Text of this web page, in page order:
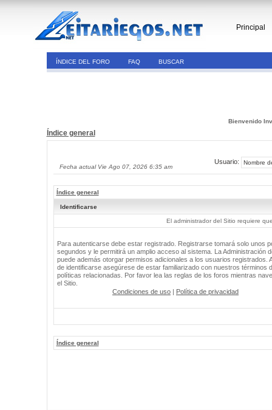
Principal
ÍNDICE DEL FORO FAQ BUSCAR
Bienvenido
Índice general
Fecha actual Vie Ago 07, 2026 6:35 am
Usuario:
Índice general
Identificarse
El administrador del Sitio requiere
Para autenticarse debe estar registrado. Registrarse tomará solo unos
segundos y le permitirá un amplio acceso al sistema. La Administración
puede además otorgar permisos adicionales a los usuarios registrados.
de identificarse asegúrese de estar familiarizado con nuestros términos
políticas relacionadas. Por favor lea las reglas de los foros mientras
el Sitio.
Condiciones de uso | Política de privacidad
Índice general